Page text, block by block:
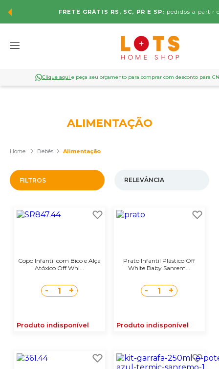
FRETE GRÁTIS RS, SC, PR E SP: pedidos a partir
Clique aqui e peça seu orçamento para comprar com desconto para
ALIMENTAÇÃO
Bebês Alimentação
FILTROS
Copo Infantil com Bico e Alça
Atóxico Off Whi...
- 1 +
Produto indisponível
Prato Infantil Plástico Off
White Baby Sanrem...
- 1 +
Produto indisponível